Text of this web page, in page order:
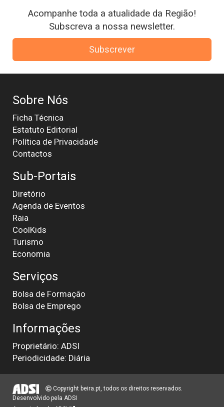
Acompanhe toda a atualidade da Região!
Subscreva a nossa newsletter.
Subscrever
Sobre Nós
Ficha Técnica
Estatuto Editorial
Política de Privacidade
Contactos
Sub-Portais
Diretório
Agenda de Eventos
Raia
CoolKids
Turismo
Economia
Serviços
Bolsa de Formação
Bolsa de Emprego
Informações
Proprietário: ADSI
Periodicidade: Diária
Copyright beira.pt, todos os direitos reservados.
Desenvolvido pela ADSI